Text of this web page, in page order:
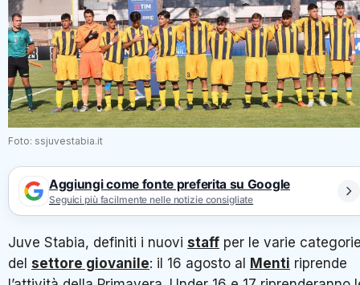
Foto: ssjuvestabia.it
Aggiungi come fonte preferita su Google
Seguici più facilmente nelle notizie consigliate
Juve Stabia, definiti i nuovi staff per le varie
del settore giovanile: il 16 agosto al Menti riprende